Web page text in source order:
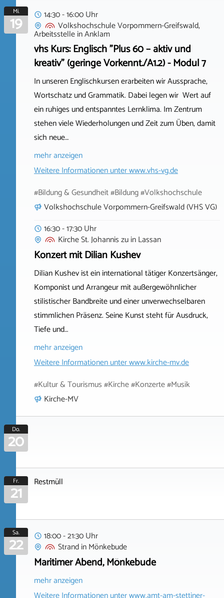
Mi.
19
14:30 - 16:00 Uhr
Volkshochschule Vorpommern-Greifswald,
ArbeitsstelleinAnklam
vhs Kurs: Englisch "Plus 60 – aktiv und
kreativ" (geringe Vorkennt./A1.2) - Modul 7
In unseren Englischkursen erarbeiten wir Aussprache,
Wortschatz und Grammatik. Dabei legen wir Wert auf
ein ruhiges und entspanntes Lernklima. Im Zentrum
stehen viele Wiederholungen und Zeit zum Üben, damit
sich neue…
mehr anzeigen
Weitere Informationen unterwww.vhs-vg.de
#Bildung & Gesundheit #Bildung #Volkshochschule
Volkshochschule Vorpommern-Greifswald (VHS VG)
16:30 - 17:30 Uhr
Kirche St. Johannis zuinLassan
Konzert mit Dilian Kushev
Dilian Kushev ist ein international tätiger Konzertsänger,
Komponist und Arrangeur mit außergewöhnlicher
stilistischer Bandbreite und einer unverwechselbaren
stimmlichen Präsenz. Seine Kunst steht für Ausdruck,
Tiefe und…
mehr anzeigen
Weitere Informationen unterwww.kirche-mv.de
#Kultur & Tourismus #Kirche #Konzerte #Musik
Kirche-MV
Do.
20
Fr.
21 Restmüll
Sa.
22
18:00 - 21:30 Uhr
StrandinMönkebude
Maritimer Abend, Mönkebude
mehr anzeigen